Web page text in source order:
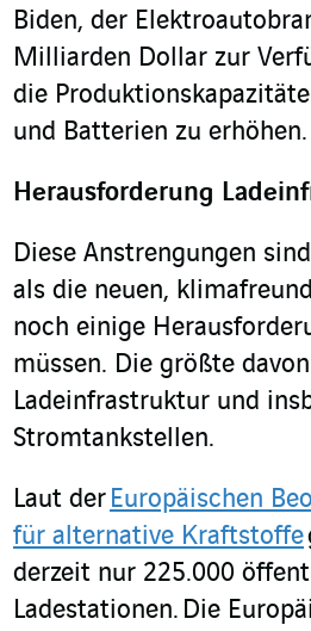
Biden, der
Milliarden Dollar zur
die
und Batterien zu erhöhen.
Herausforderung
Diese Anstrengungen
als die neuen,
noch einige
müssen. Die größte
Ladeinfrastruktur und
Stromtankstellen.
Laut der Europäischen
für alternative Kraftstoffe
derzeit nur 225.000
Ladestationen. Die